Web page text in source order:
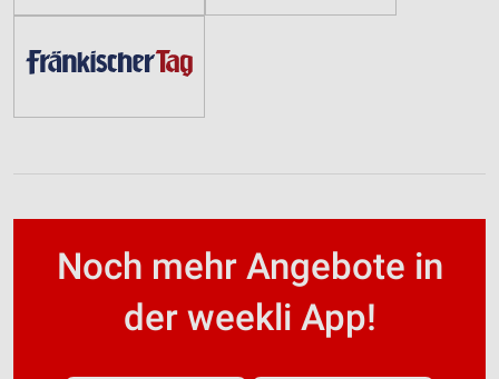
Noch mehr Angebote in
der weekli App!